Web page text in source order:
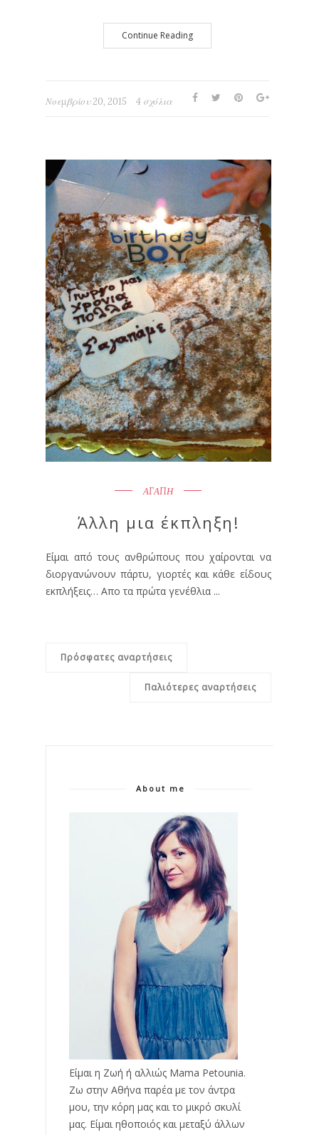
Continue Reading
Νοεμβρίου 20, 2015 4 σχόλια
ΑΓΑΠΗ
Άλλη μια έκπληξη!
Είμαι από τους ανθρώπους που χαίρονται να
διοργανώνουν πάρτυ, γιορτές και κάθε είδους
εκπλήξεις… Απο τα πρώτα γενέθλια ...
Πρόσφατες αναρτήσεις
Παλιότερες αναρτήσεις
About me
Είμαι η Ζωή ή αλλιώς Mama Petounia.
Ζω στην Αθήνα παρέα με τον άντρα
μου, την κόρη μας και το μικρό σκυλί
μας. Είμαι ηθοποιός και μεταξύ άλλων